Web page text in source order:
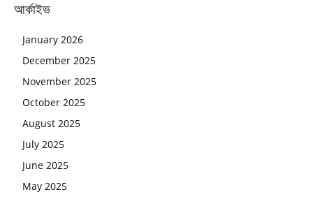
আর্কাইভ
January 2026
December 2025
November 2025
October 2025
August 2025
July 2025
June 2025
May 2025